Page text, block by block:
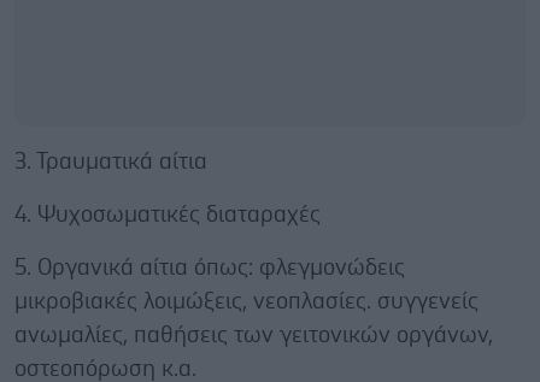
3. Τραυματικά αίτια
4. Ψυχοσωματικές διαταραχές
5. Οργανικά αίτια όπως: φλεγμονώδεις
μικροβιακές λοιμώξεις, νεοπλασίες. συγγενείς
ανωμαλίες, παθήσεις των γειτονικών οργάνων,
οστεοπόρωση κ.α.